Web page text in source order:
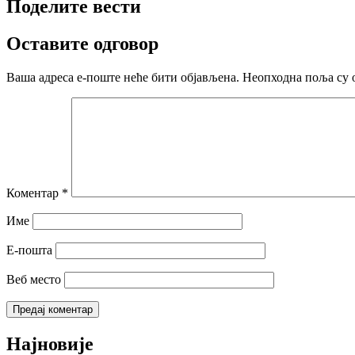
Поделите вести
Оставите одговор
Ваша адреса е-поште неће бити објављена. Неопходна поља су
Коментар *
Име
Е-пошта
Веб место
Најновије